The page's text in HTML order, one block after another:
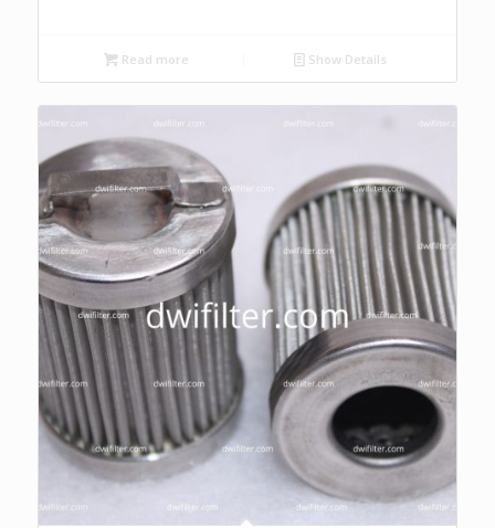
Read more Show Details